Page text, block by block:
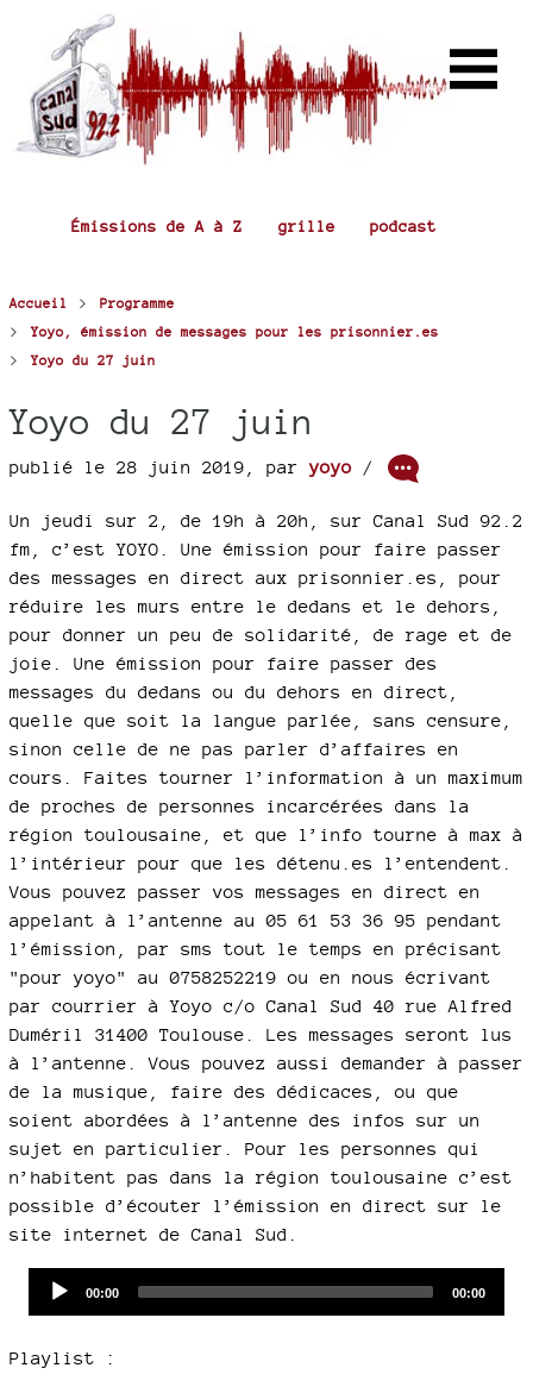
Émissions de A à Z grille podcast
Accueil > Programme
>Yoyo, émission de messages pour les prisonnier.es
>Yoyo du 27 juin
Yoyo du 27 juin
publié le 28 juin 2019 paryoyo /
Un jeudi sur 2, de 19h à 20h, sur Canal Sud 92.2
fm, c’est YOYO. Une émission pour faire passer
des messages en direct aux prisonnier.es, pour
réduire les murs entre le dedans et le dehors,
pour donner un peu de solidarité, de rage et de
joie. Une émission pour faire passer des
messages du dedans ou du dehors en direct,
quelle que soit la langue parlée, sans censure,
sinon celle de ne pas parler d’affaires en
cours. Faites tourner l’information à un maximum
de proches de personnes incarcérées dans la
région toulousaine, et que l’info tourne à max à
l’intérieur pour que les détenu.es l’entendent.
Vous pouvez passer vos messages en direct en
appelant à l’antenne au 05 61 53 36 95 pendant
l’émission, par sms tout le temps en précisant
"pour yoyo" au 0758252219 ou en nous écrivant
par courrier à Yoyo c/o Canal Sud 40 rue Alfred
Duméril 31400 Toulouse. Les messages seront lus
à l’antenne. Vous pouvez aussi demander à passer
de la musique, faire des dédicaces, ou que
soient abordées à l’antenne des infos sur un
sujet en particulier. Pour les personnes qui
n’habitent pas dans la région toulousaine c’est
possible d’écouter l’émission en direct sur le
site internet de Canal Sud.
Current
00:00
Total
00:00
Playlist :